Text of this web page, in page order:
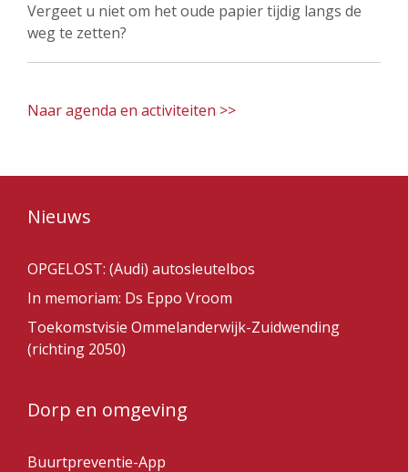
Vergeet u niet om het oude papier tijdig langs de
weg te zetten?
Naar agenda en activiteiten >>
Nieuws
OPGELOST: (Audi) autosleutelbos
In memoriam: Ds Eppo Vroom
Toekomstvisie Ommelanderwijk-Zuidwending
(richting 2050)
Dorp en omgeving
Buurtpreventie-App